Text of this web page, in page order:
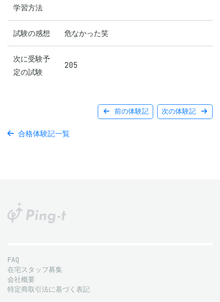
学習方法
試験の感想 危なかった笑
次に受験予
定の試験
205
前の体験記 次の体験記
合格体験記一覧
FAQ
在宅スタッフ募集
会社概要
特定商取引法に基づく表記